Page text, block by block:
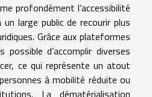
profondément l’accessibilité
large public de recourir plus
Grâce aux plateformes
d’accomplir diverses
ce qui représente un atout
à mobilité réduite ou